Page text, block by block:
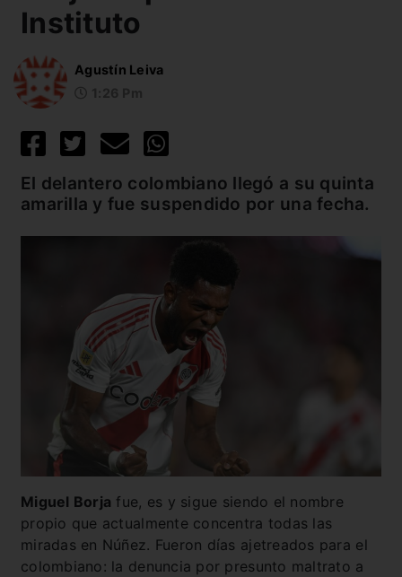
Instituto
Agustín Leiva
El delantero colombiano llegó a su quinta
amarilla y fue suspendido por una fecha.
Miguel Borja fue, es y sigue siendo el nombre
propio que actualmente concentra todas las
miradas en Núñez. Fueron días ajetreados para el
colombiano: la denuncia por presunto maltrato a